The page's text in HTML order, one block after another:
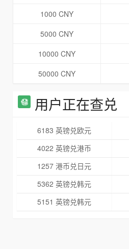
1000 CNY
5000 CNY
10000 CNY
50000 CNY
用户正在查兑
6183 英镑兑欧元
4022 英镑兑港币
1257 港币兑日元
5362 英镑兑韩元
5151 英镑兑韩元